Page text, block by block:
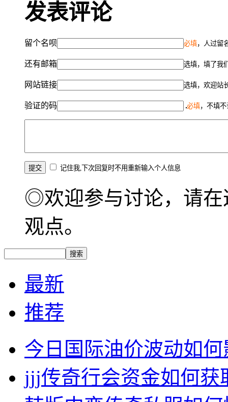
发表评论
留个名呗 必填，人过留
还有邮箱 选填，填了我
网站链接 选填，欢迎站
验证的码 必填，不填
记住我,下次回复时不用重新输入个人信息
◎欢迎参与讨论，请在
观点。
最新
推荐
今日国际油价波动如
jjj传奇行会资金如何获